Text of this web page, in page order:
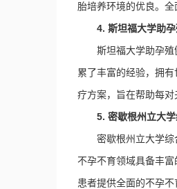
胎培养环境的优良。
4. 斯坦福大学助
斯坦福大学助孕
累了丰富的经验，拥
疗方案，旨在帮助每对
5. 密歇根州立大
密歇根州立大学
不孕不育领域具备丰
患者提供全面的不孕